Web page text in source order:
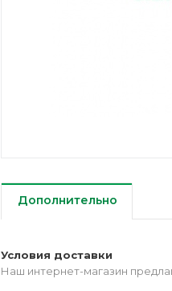
Дополнительно
Условия доставки
Наш интернет-магазин